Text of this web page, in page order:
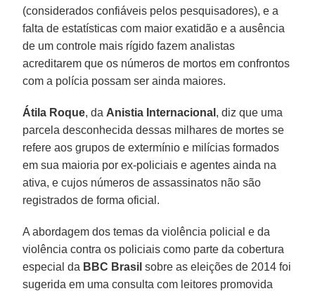
(considerados confiáveis pelos pesquisadores), e a
falta de estatísticas com maior exatidão e a ausência
de um controle mais rígido fazem analistas
acreditarem que os números de mortos em confrontos
com a polícia possam ser ainda maiores.
Átila Roque, da Anistia Internacional , diz que uma
parcela desconhecida dessas milhares de mortes se
refere aos grupos de extermínio e milícias formados
em sua maioria por ex-policiais e agentes ainda na
ativa, e cujos números de assassinatos não são
registrados de forma oficial.
A abordagem dos temas da violência policial e da
violência contra os policiais como parte da cobertura
especial da BBC Brasil sobre as eleições de 2014 foi
sugerida em uma consulta com leitores promovida